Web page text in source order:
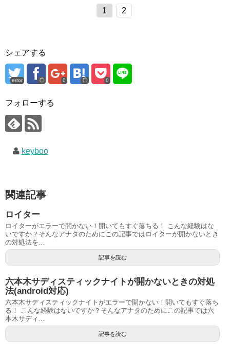
1 2
シェアする
error 0 0
フォローする
keyboo
関連記事
ロイター
ロイターがエラーで開かない！開いてもすぐ落ちる！ こんな経験はな
いですか？そんなアナタのためにこの記事ではロイターが開かないとき
の対処法を...
記事を読む
六本木サディスティックナイトが開かないときの対処
法(android対応)
六本木サディスティックナイトがエラーで開かない！開いてもすぐ落ち
る！ こんな経験はないですか？そんなアナタのためにこの記事では六
本木サディ...
記事を読む